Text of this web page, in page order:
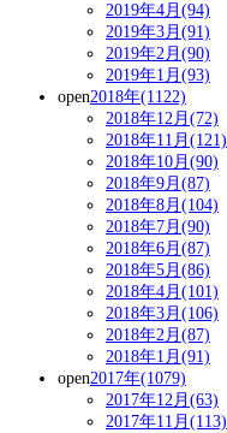
2019年4月(94)
2019年3月(91)
2019年2月(90)
2019年1月(93)
open2018年(1122)
2018年12月(72)
2018年11月(121)
2018年10月(90)
2018年9月(87)
2018年8月(104)
2018年7月(90)
2018年6月(87)
2018年5月(86)
2018年4月(101)
2018年3月(106)
2018年2月(87)
2018年1月(91)
open2017年(1079)
2017年12月(63)
2017年11月(113)